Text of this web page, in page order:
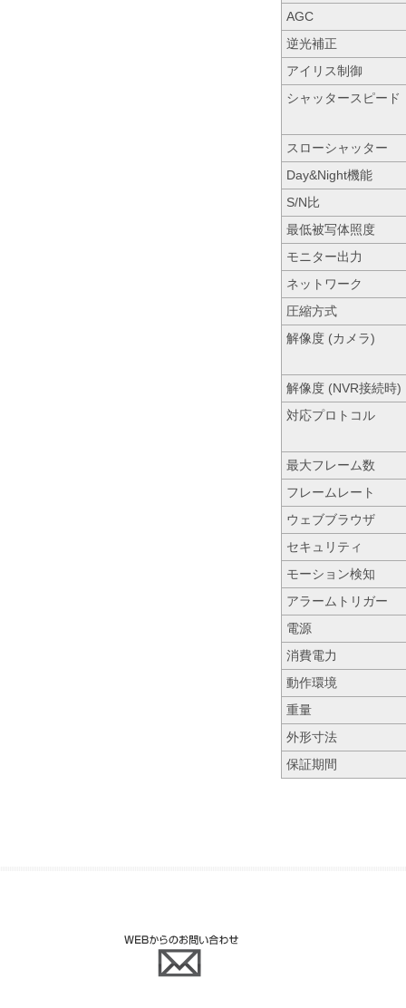
AGC
逆光補正
アイリス制御
シャッタースピード
スローシャッター
Day&Night機能
S/N比
最低被写体照度
モニター出力
ネットワーク
圧縮方式
解像度 (カメラ)
解像度 (NVR接続時)
対応プロトコル
最大フレーム数
フレームレート
ウェブブラウザ
セキュリティ
モーション検知
アラームトリガー
電源
消費電力
動作環境
重量
外形寸法
保証期間